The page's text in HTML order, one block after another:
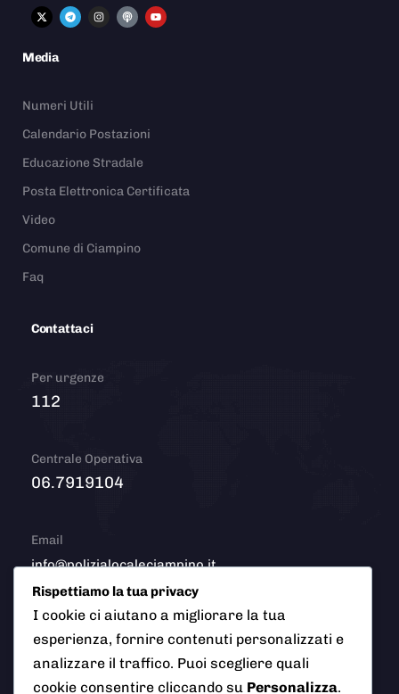
Media
Numeri Utili
Calendario Postazioni
Educazione Stradale
Posta Elettronica Certificata
Video
Comune di Ciampino
Faq
Contattaci
Per urgenze
112
Centrale Operativa
06.7919104
Email
info@polizialocaleciampino.it
© 2026 Polizia Locale del Comune di Ciampino (Roma). Tutti
i diritti riservati
Rispettiamo la tua privacy
I cookie ci aiutano a migliorare la tua
esperienza, fornire contenuti personalizzati e
analizzare il traffico. Puoi scegliere quali
cookie consentire cliccando su Personalizza.